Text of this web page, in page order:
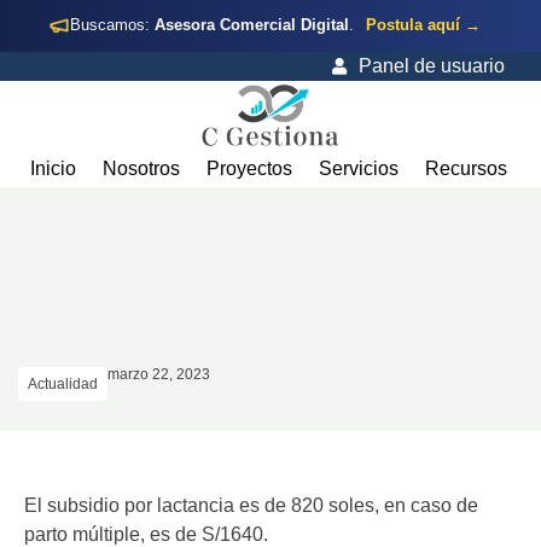
Buscamos: Asesora Comercial Digital . Postula aquí →
Panel de usuario
Inicio Nosotros Proyectos Servicios Recursos
Actualidad
marzo 22, 2023
El subsidio por lactancia es de 820 soles, en caso de
parto múltiple, es de S/1640.